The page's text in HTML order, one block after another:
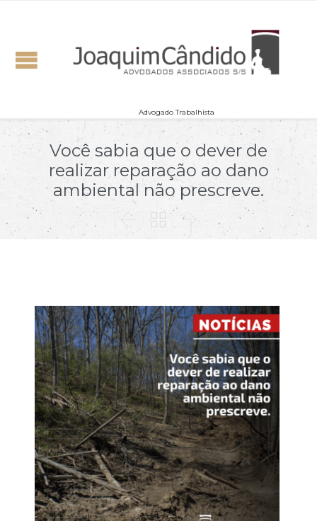
Advogado Trabalhista
Você sabia que o dever de
realizar reparação ao dano
ambiental não prescreve.
 